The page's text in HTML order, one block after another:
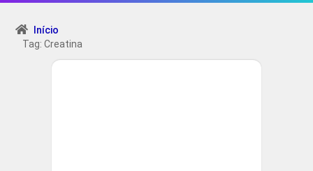
Início
Tag: Creatina